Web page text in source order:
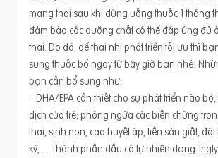
mang thai sau khi dừng uống thuốc 1 tháng
đảm bảo các dưỡng chất có thể đáp ứng đủ
thai. Do đó, để thai nhi phát triển tối ưu thì
sung thuốc bổ ngay từ bây giờ bạn nhé!
bạn cần bổ sung như:
– DHA/EPA cần thiết cho sự phát triển não
dịch của trẻ; phòng ngừa các biến chứng
thai, sinh non, cao huyết áp, tiền sản giất,
kỳ,… Thành phần dầu cá tự nhiên dạng